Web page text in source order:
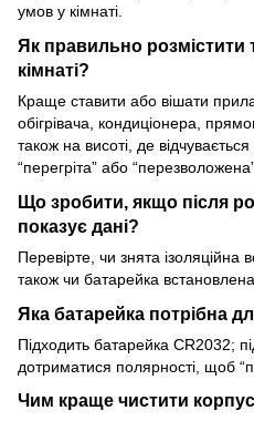
умов у кімнаті.
Як правильно розмістити
кімнаті?
Краще ставити або вішати
обігрівача, кондиціонера,
також на висоті, де
“перегріта” або
Що зробити, якщо після
показує дані?
Перевірте, чи знята ізоляційна
також чи батарейка
Яка батарейка потрібна
Підходить батарейка CR2032;
дотриматися полярності, щоб
Чим краще чистити